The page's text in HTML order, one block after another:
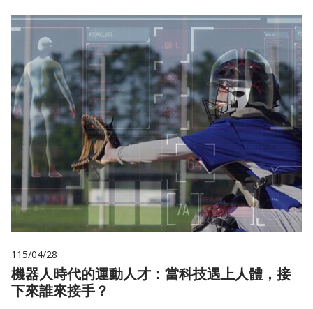
115/04/28
機器人時代的運動人才：當科技遇上人體，接
下來誰來接手？